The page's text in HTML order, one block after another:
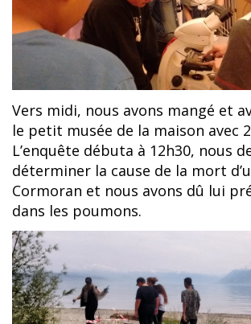
Vers midi, nous avons mangé et
le petit musée de la maison avec
L’enquête débuta à 12h30, nous
déterminer la cause de la mort
Cormoran et nous avons dû lui
dans les poumons.